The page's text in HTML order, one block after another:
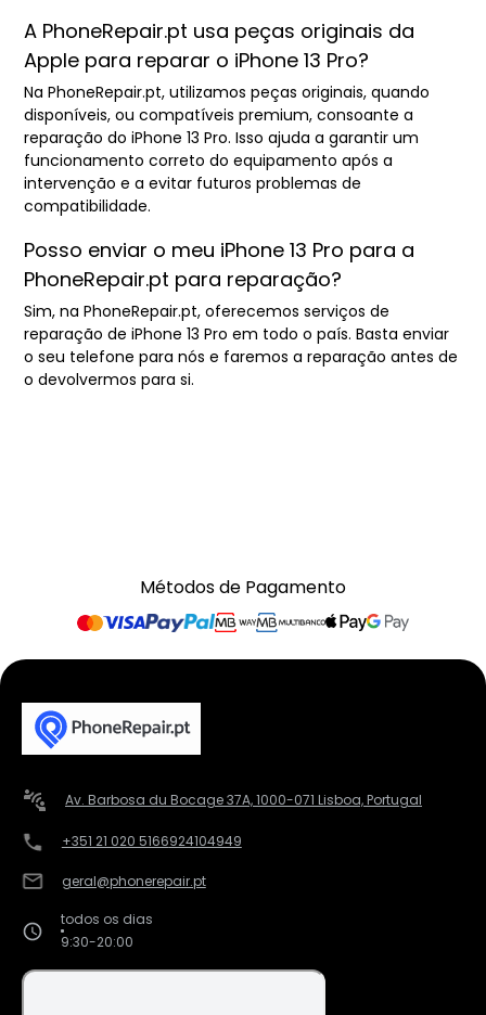
A PhoneRepair.pt usa peças originais da
Apple para reparar o iPhone 13 Pro?
Na PhoneRepair.pt, utilizamos peças originais, quando
disponíveis, ou compatíveis premium, consoante a
reparação do iPhone 13 Pro. Isso ajuda a garantir um
funcionamento correto do equipamento após a
intervenção e a evitar futuros problemas de
compatibilidade.
Posso enviar o meu iPhone 13 Pro para a
PhoneRepair.pt para reparação?
Sim, na PhoneRepair.pt, oferecemos serviços de
reparação de iPhone 13 Pro em todo o país. Basta enviar
o seu telefone para nós e faremos a reparação antes de
o devolvermos para si.
Métodos de Pagamento
Av. Barbosa du Bocage 37A, 1000-071 Lisboa, Portugal
+351 21 020 5166924104949
geral@phonerepair.pt
todos os dias
9:30-20:00